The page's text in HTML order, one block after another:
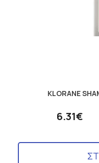
KLORANE
6.31€